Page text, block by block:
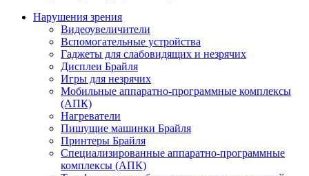
Нарушения зрения
Видеоувеличители
Вспомогательные устройства
Гаджеты для слабовидящих и незрячих
Дисплеи Брайля
Игры для незрячих
Мобильные аппаратно-программные комплексы
(АПК)
Нагреватели
Пишущие машинки Брайля
Принтеры Брайля
Специализированные аппаратно-программные
комплексы (АПК)